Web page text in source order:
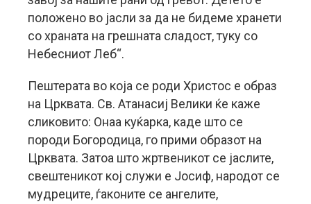
положено во јасли за да не бидеме хранети
со храната на грешната сладост, туку со
Небесниот Леб“.
Пештерата во која се роди Христос е образ
на Црквата. Св. Атанасиј Велики ќе каже
сликовито: Онаа куќарка, каде што се
породи Богородица, го прими образот на
Црквата. Затоа што жртвеникот се јаслите,
свештеникот кој служи е Јосиф, народот се
мудреците, ѓаконите се ангелите,